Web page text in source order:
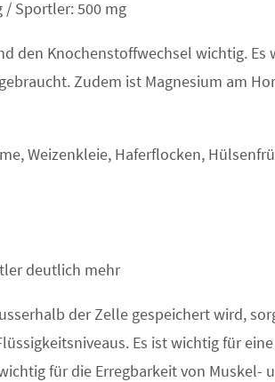
/ Sportler: 500 mg
den Knochenstoffwechsel wichtig. Es
Zudem ist Magnesium am
Weizenkleie, Haferflocken,
deutlich mehr
der Zelle gespeichert wird,
Es ist wichtig für
für die Erregbarkeit von Muskel-